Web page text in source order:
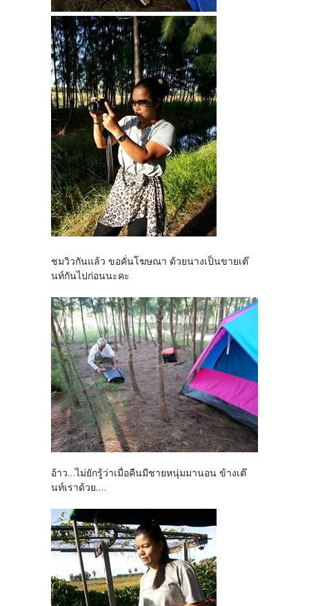
ชมวิวกันแล้ว ขอคั่นโฆษณา ด้วยนางเป็นขายเต๊
นท์กันไปก่อนนะคะ
อ้าว...ไม่ยักรู้ว่าเมื่อคืนมีชายหนุ่มมานอน ข้างเต๊
นท์เราด้วย....